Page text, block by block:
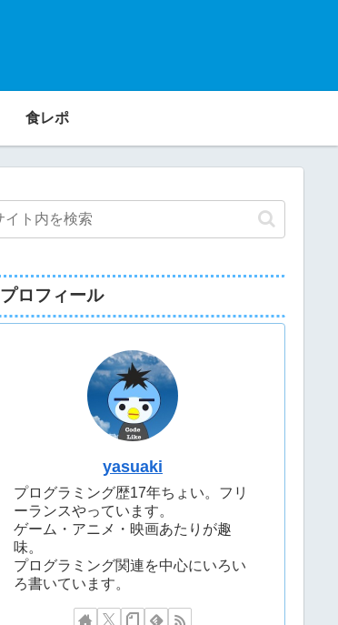
食レポ
プロフィール
yasuaki
プログラミング歴17年ちょい。フリ
ーランスやっています。
ゲーム・アニメ・映画あたりが趣
味。
プログラミング関連を中心にいろい
ろ書いています。